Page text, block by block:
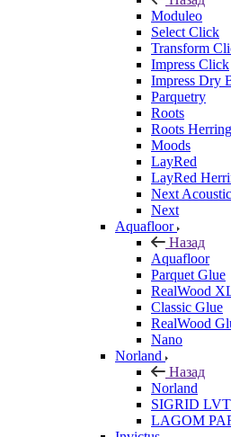
Moduleo
Select Click
Transform
Impress Click
Impress Dry
Parquetry
Roots
Roots
Moods
LayRed
LayRed
Next Acoustic
Next
Aquafloor
Назад
Aquafloor
Parquet Glue
RealWood
Classic Glue
RealWood
Nano
Norland
Назад
Norland
SIGRID LVT
LAGOM